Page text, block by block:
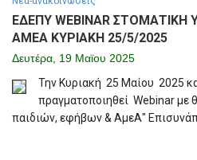
ΕΔΕΠΥ WEBINAR ΣΤΟΜΑΤΙΚΗ
ΑΜΕΑ ΚΥΡΙΑΚΗ 25/5/2025
Δευτέρα, 19 Μαϊου 2025
Την Κυριακή 25 Μαίου 2025
πραγματοποιηθεί Webinar με
παιδιών, εφήβων & ΑμεΑ"